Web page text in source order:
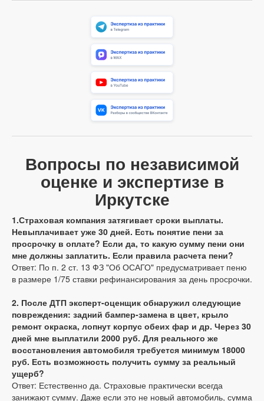
Вопросы по независимой
оценке и экспертизе в
Иркутске
1.Страховая компания затягивает сроки выплаты.
Невыплачивает уже 30 дней. Есть понятие пени за
просрочку в оплате? Если да, то какую сумму пени они
мне должны заплатить. Если правила расчета пени?
Ответ: По п. 2 ст. 13 ФЗ "Об ОСАГО" предусматривает пеню
в размере 1/75 ставки рефинансирования за день просрочки.
2. После ДТП эксперт-оценщик обнаружил следующие
повреждения: задний бампер-замена в цвет, крыло
ремонт окраска, лопнут корпус обеих фар и др. Через 30
дней мне выплатили 2000 руб. Для реального же
восстановления автомобиля требуется минимум 18000
руб. Есть возможность получить сумму за реальный
ущерб?
Ответ: Естественно да. Страховые практически всегда
занижают сумму. Даже если это не новый автомобиль, сумма